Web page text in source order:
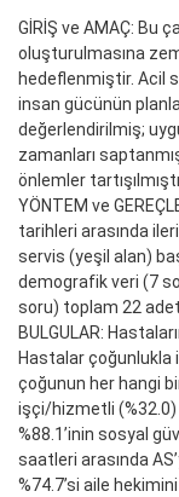
GİRİŞ ve AMAÇ: Bu
oluşturulmasına
hedeflenmiştir. Acil
insan gücünün
değerlendirilmiş;
zamanları
önlemler
YÖNTEM ve
tarihleri arasında
servis (yeşil alan)
demografik veri (7
soru) toplam 22
BULGULAR:
Hastalar çoğunlukla
çoğunun her hangi
işçi/hizmetli (%32.0)
%88.1’inin sosyal
saatleri arasında
%74.7’si aile